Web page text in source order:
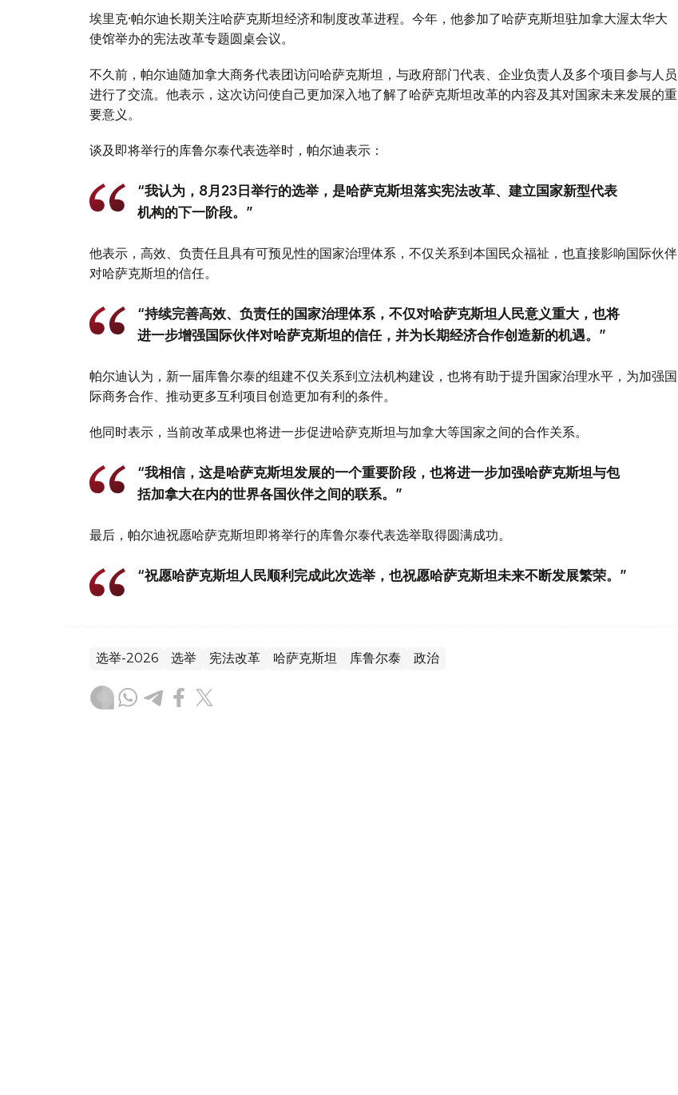
埃里克·帕尔迪长期关注哈萨克斯坦经济和制度改革进程。今年，他参加了哈萨克斯坦驻加拿大渥太华大
使馆举办的宪法改革专题圆桌会议。
不久前，帕尔迪随加拿大商务代表团访问哈萨克斯坦，与政府部门代表、企业负责人及多个项目参与人员
进行了交流。他表示，这次访问使自己更加深入地了解了哈萨克斯坦改革的内容及其对国家未来发展的重
要意义。
谈及即将举行的库鲁尔泰代表选举时，帕尔迪表示：
“我认为，8月23日举行的选举，是哈萨克斯坦落实宪法改革、建立国家新型代表
机构的下一阶段。”
他表示，高效、负责任且具有可预见性的国家治理体系，不仅关系到本国民众福祉，也直接影响国际伙伴
对哈萨克斯坦的信任。
“持续完善高效、负责任的国家治理体系，不仅对哈萨克斯坦人民意义重大，也将
进一步增强国际伙伴对哈萨克斯坦的信任，并为长期经济合作创造新的机遇。”
帕尔迪认为，新一届库鲁尔泰的组建不仅关系到立法机构建设，也将有助于提升国家治理水平，为加强国
际商务合作、推动更多互利项目创造更加有利的条件。
他同时表示，当前改革成果也将进一步促进哈萨克斯坦与加拿大等国家之间的合作关系。
“我相信，这是哈萨克斯坦发展的一个重要阶段，也将进一步加强哈萨克斯坦与包
括加拿大在内的世界各国伙伴之间的联系。”
最后，帕尔迪祝愿哈萨克斯坦即将举行的库鲁尔泰代表选举取得圆满成功。
“祝愿哈萨克斯坦人民顺利完成此次选举，也祝愿哈萨克斯坦未来不断发展繁荣。”
选举-2026 选举 宪法改革 哈萨克斯坦 库鲁尔泰 政治